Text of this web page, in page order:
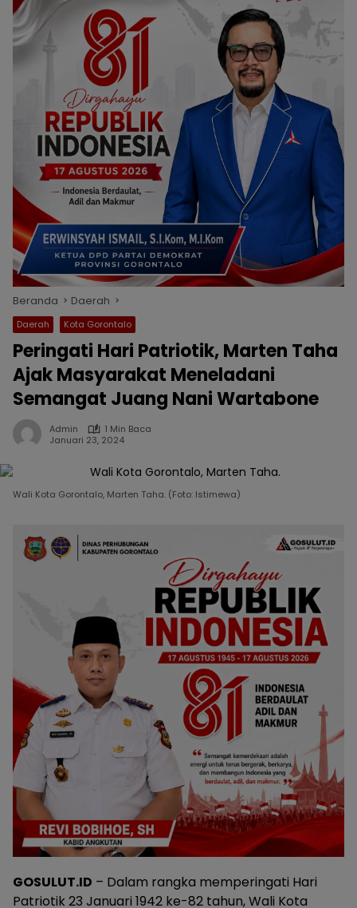
Beranda Daerah
Daerah Kota Gorontalo
Peringati Hari Patriotik, Marten Taha
Ajak Masyarakat Meneladani
Semangat Juang Nani Wartabone
Admin
1 Min Baca
Januari 23, 2024
Wali Kota Gorontalo, Marten Taha. (Foto: Istimewa)
GOSULUT.ID – Dalam rangka memperingati Hari
Patriotik 23 Januari 1942 ke-82 tahun, Wali Kota